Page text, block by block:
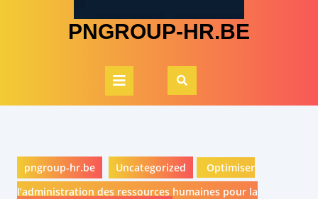
PNGROUP-HR.BE
Open
Button
pngroup-hr.be Uncategorized
Optimiser
l’administration des ressources humaines pour la